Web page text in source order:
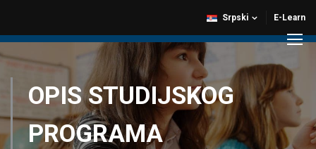
E-Learn
Srpski
OPIS STUDIJSKOG
PROGRAMA